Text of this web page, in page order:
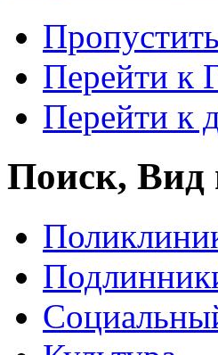
Перейти к
Перейти к
Поиск, Вид